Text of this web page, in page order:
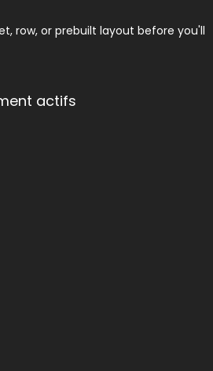
row, or prebuilt layout before you'll
actifs